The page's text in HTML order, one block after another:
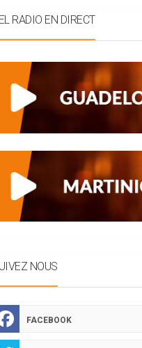
RADIO EN DIRECT
NOUS
FACEBOOK